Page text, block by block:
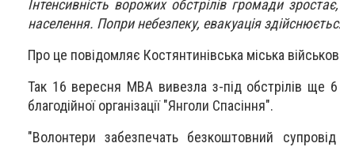
Інтенсивність ворожих обстрілів громади
населення. Попри небезпеку, евакуація
Про це повідомляє Костянтинівська міська
Так 16 вересня МВА вивезла з-під обстрілів ще
благодійної організації "Янголи Спасіння".
"Волонтери забезпечать безкоштовний